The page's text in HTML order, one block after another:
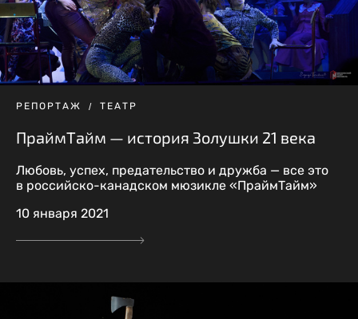
РЕПОРТАЖ ТЕАТР
ПраймТайм — история Золушки 21 века
Любовь, успех, предательство и дружба — все это
в российско-канадском мюзикле «ПраймТайм»
10 января 2021